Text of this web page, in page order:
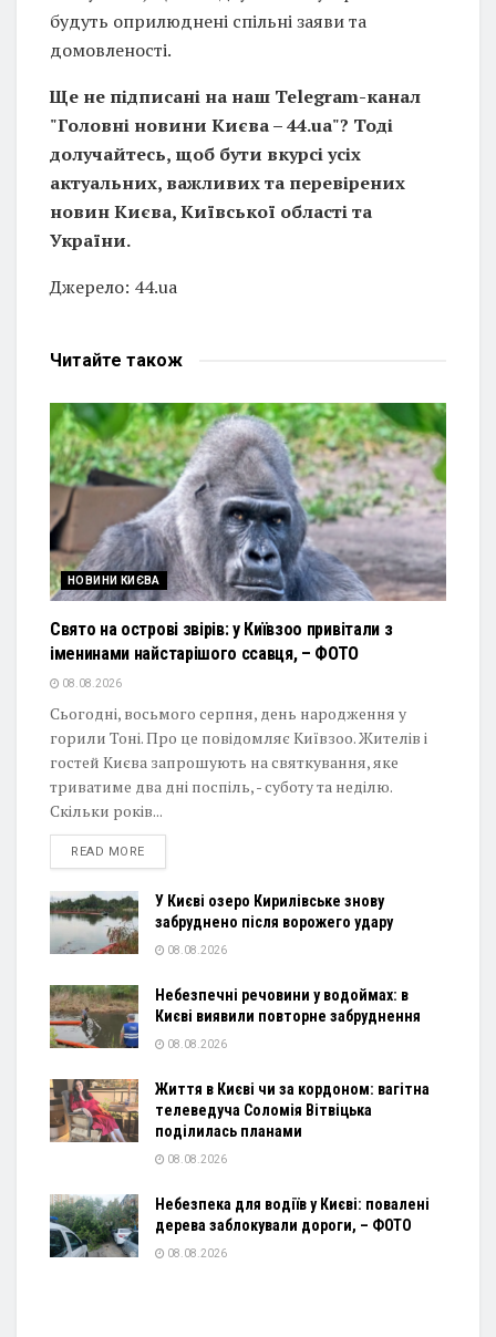
будуть оприлюднені спільні заяви та
домовленості.
Ще не підписані на наш Telegram-канал
"Головні новини Києва – 44.ua"? Тоді
долучайтесь, щоб бути вкурсі усіх
актуальних, важливих та перевірених
новин Києва, Київської області та
України.
Джерело: 44.ua
Читайте також
НОВИНИ КИЄВА
Свято на острові звірів: у Київзоо привітали з
іменинами найстарішого ссавця, – ФОТО
08.08.2026
Сьогодні, восьмого серпня, день народження у
горили Тоні. Про це повідомляє Київзоо. Жителів і
гостей Києва запрошують на святкування, яке
триватиме два дні поспіль, - суботу та неділю.
Скільки років...
READ MOREDETAILS
У Києві озеро Кирилівське знову
забруднено після ворожего удару
08.08.2026
Небезпечні речовини у водоймах: в
Києві виявили повторне забруднення
08.08.2026
Життя в Києві чи за кордоном: вагітна
телеведуча Соломія Вітвіцька
поділилась планами
08.08.2026
Небезпека для водіїв у Києві: повалені
дерева заблокували дороги, – ФОТО
08.08.2026